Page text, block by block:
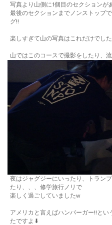
写真より山側に1個目のセクション
最後のセクションまでノンストップ
グ!!
楽しすぎて山の写真はこれだけでした
山ではこのコースで撮影をしたり、
夜はジャグジーにいったり、トラン
たり、、、修学旅行ノリで
楽しく過ごしていましたw
アメリカと言えばハンバーガー!!と
たですよ⬇